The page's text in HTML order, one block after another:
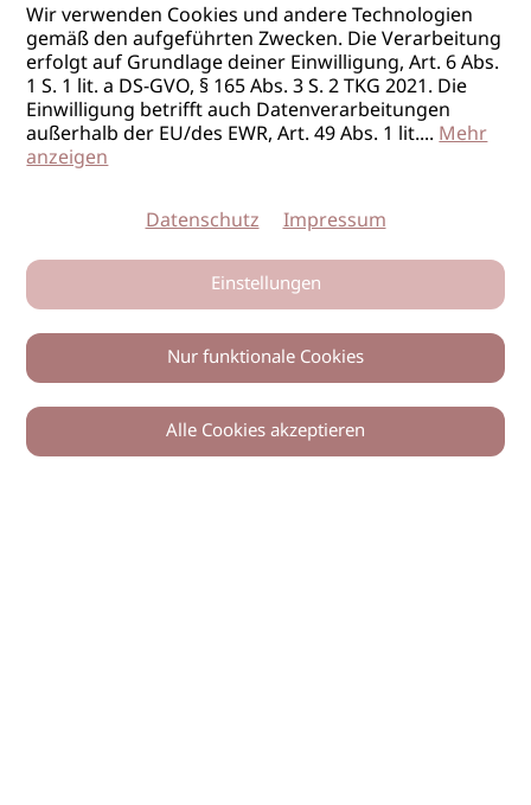
Wir verwenden Cookies und andere Technologien
gemäß den aufgeführten Zwecken. Die Verarbeitung
erfolgt auf Grundlage deiner Einwilligung, Art. 6 Abs.
1 S. 1 lit. a DS-GVO, § 165 Abs. 3 S. 2 TKG 2021. Die
Einwilligung betrifft auch Datenverarbeitungen
außerhalb der EU/des EWR, Art. 49 Abs. 1 lit....Mehr
anzeigen
Datenschutz Impressum
Einstellungen
Nur funktionale Cookies
Alle Cookies akzeptieren